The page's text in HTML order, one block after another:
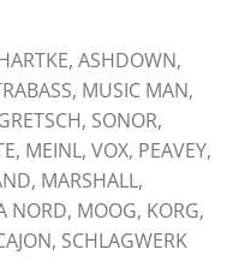
ASHDOWN,
MUSIC MAN,
SONOR,
MEINL, VOX, PEAVEY,
MARSHALL,
NORD, MOOG, KORG,
SCHLAGWERK